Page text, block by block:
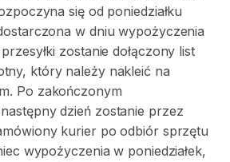
się od poniedziałku
w dniu wypożyczenia
zostanie dołączony list
który należy nakleić na
Po zakończonym
dzień zostanie przez
kurier po odbiór sprzętu
wypożyczenia w poniedziałek,